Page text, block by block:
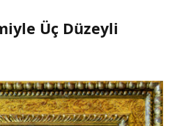
Üç Düzeyli